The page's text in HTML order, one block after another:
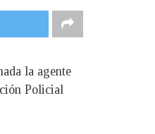
la agente
Policial